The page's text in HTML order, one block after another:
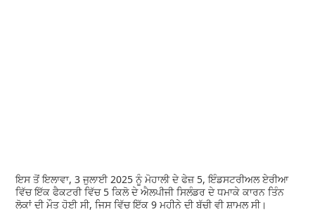
ਇਸ ਤੋਂ ਇਲਾਵਾ, 3 ਜੁਲਾਈ 2025 ਨੂੰ ਮੋਹਾਲੀ ਦੇ ਫੇਜ਼ 5, ਇੰਡਸਟਰੀਅਲ ਏਰੀਆ
ਵਿੱਚ ਇੱਕ ਫੈਕਟਰੀ ਵਿੱਚ 5 ਕਿਲੋ ਦੇ ਐਲਪੀਜੀ ਸਿਲੰਡਰ ਦੇ ਧਮਾਕੇ ਕਾਰਨ ਤਿੰਨ
ਲੋਕਾਂ ਦੀ ਮੌਤ ਹੋਈ ਸੀ, ਜਿਸ ਵਿੱਚ ਇੱਕ 9 ਮਹੀਨੇ ਦੀ ਬੱਚੀ ਵੀ ਸ਼ਾਮਲ ਸੀ।